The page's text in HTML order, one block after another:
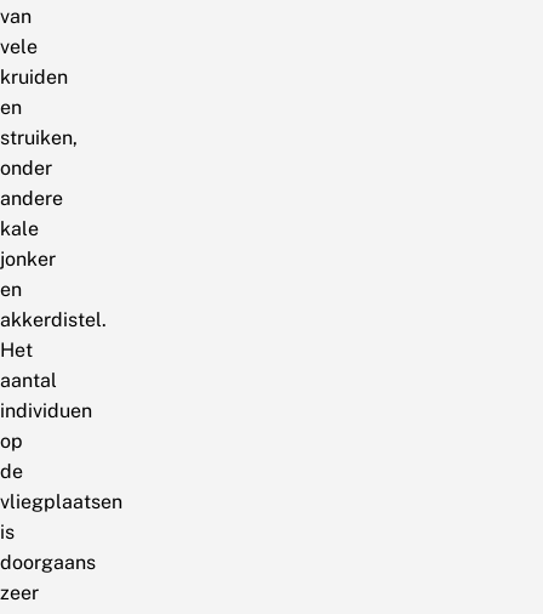
van
vele
kruiden
en
struiken,
onder
andere
kale
jonker
en
akkerdistel.
Het
aantal
individuen
op
de
vliegplaatsen
is
doorgaans
zeer